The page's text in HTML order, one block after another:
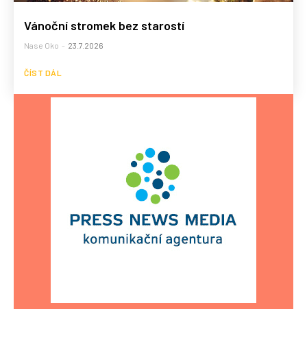
Vánoční stromek bez starostí
Nase Oko - 23.7.2026
ČÍST DÁL